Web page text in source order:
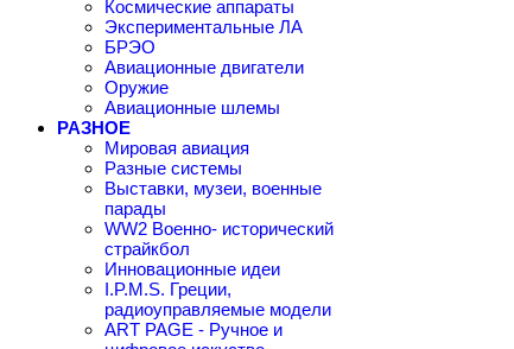
Космические аппараты
Экспериментальные ЛА
БРЭО
Авиационные двигатели
Оружие
Авиационные шлемы
РАЗНОЕ
Мировая авиация
Разные системы
Выставки, музеи, военные
парады
WW2 Военно- исторический
страйкбол
Инновационные идеи
I.P.M.S. Греции,
радиоуправляемые модели
ART PAGE - Ручное и